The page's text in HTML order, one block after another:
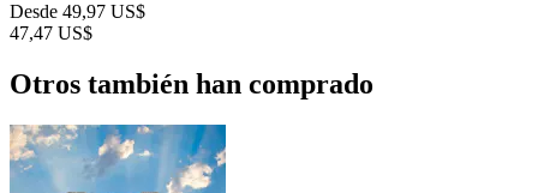
Desde 49,97 US$
47,47 US$
Otros también han comprado